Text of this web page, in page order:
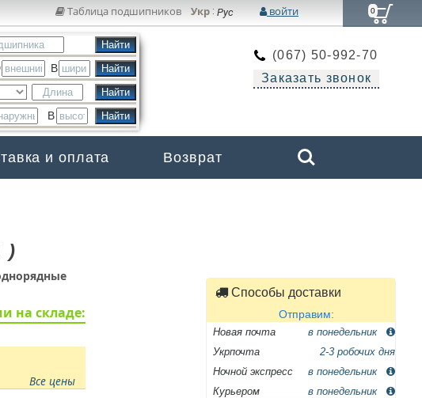
Таблица подшипников Укр: Рус войти
(067) 50-992-70
Заказать звонок
B
B
и оплата Возврат
Search
0
)
на складе:
Все цены
Способы доставки
Отправим:
Новая почта
в понедельник
Укрпочта
2-3 робочих дня
Ночной экспресс
в понедельник
Курьером
в понедельник